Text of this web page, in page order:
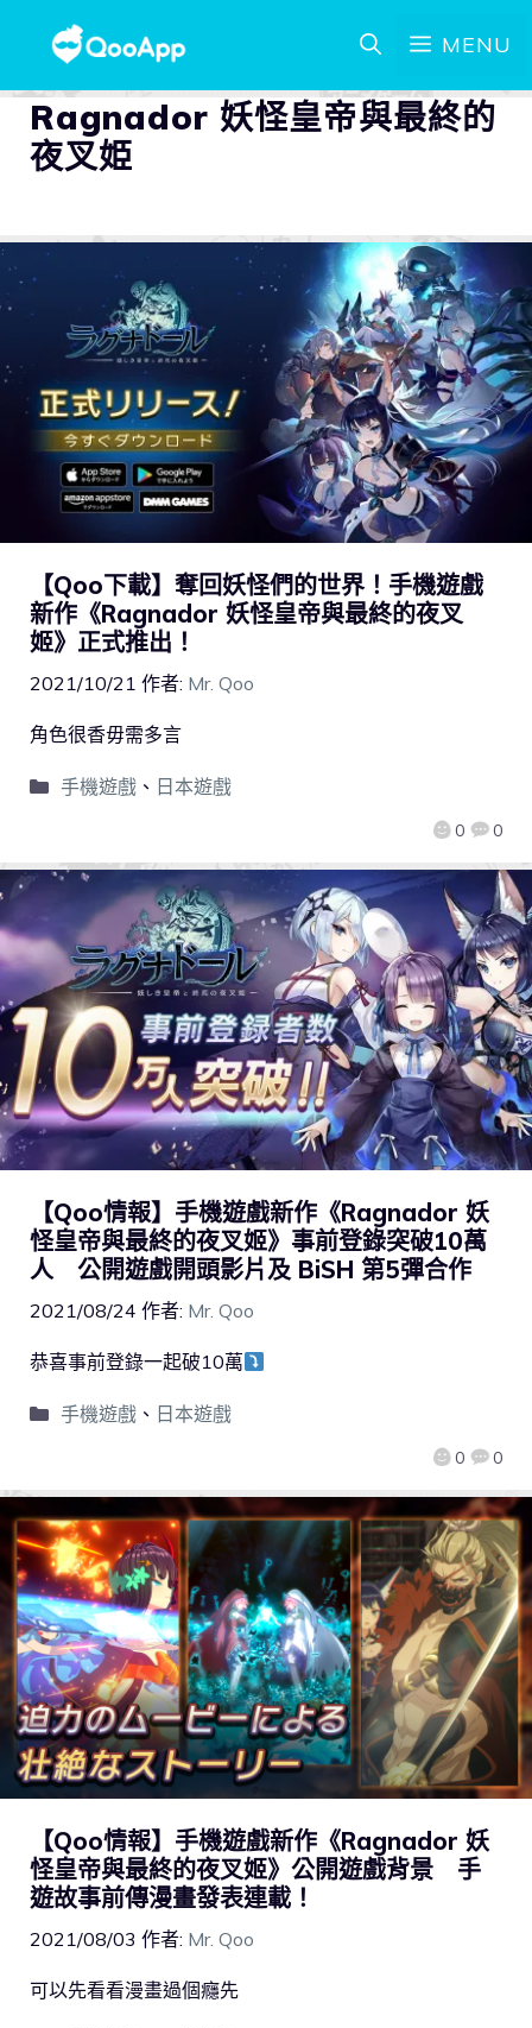
MENU
Ragnador 妖怪皇帝與最終的
夜叉姫
【Qoo下載】奪回妖怪們的世界！手機遊戲
新作《Ragnador 妖怪皇帝與最終的夜叉
姬》正式推出！
2021/10/21 作者: Mr. Qoo
0 0
角色很香毋需多言
手機遊戲、 日本遊戲
【Qoo情報】手機遊戲新作《Ragnador 妖
怪皇帝與最終的夜叉姬》事前登錄突破10萬
人 公開遊戲開頭影片及 BiSH 第5彈合作
2021/08/24 作者: Mr. Qoo
0 0
恭喜事前登錄一起破10萬
手機遊戲、 日本遊戲
【Qoo情報】手機遊戲新作《Ragnador 妖
怪皇帝與最終的夜叉姬》公開遊戲背景 手
遊故事前傳漫畫發表連載！
2021/08/03 作者: Mr. Qoo
可以先看看漫畫過個癮先